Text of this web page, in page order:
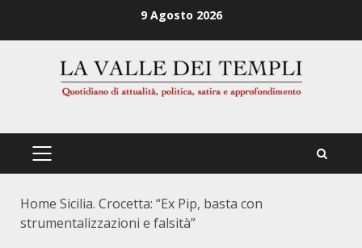
9 Agosto 2026
PRIMÄRES
Home Sicilia. Crocetta: “Ex Pip, basta con
strumentalizzazioni e falsità”